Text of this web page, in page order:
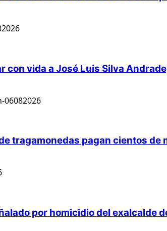
vida a José Luis Silva
tragamonedas pagan cientos de
por homicidio del exalcalde